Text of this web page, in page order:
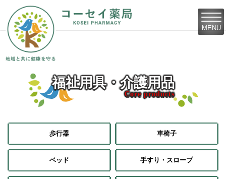
MENU
福祉用具・介護用品
Core products
歩行器 車椅子
ベッド 手すり・スロープ